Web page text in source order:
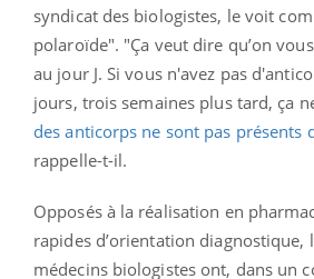
syndicat des biologistes, le voit
polaroïde". "Ça veut dire qu’on
au jour J. Si vous n'avez pas
jours, trois semaines plus tard, ça
des anticorps ne sont pas présents
rappelle-t-il.
Opposés à la réalisation en
rapides d’orientation diagnostique,
médecins biologistes ont, dans un